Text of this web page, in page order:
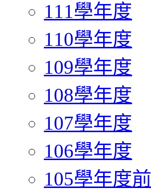
111學年度
110學年度
109學年度
108學年度
107學年度
106學年度
105學年度前